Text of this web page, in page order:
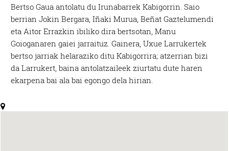
Bertso Gaua antolatu du Irunabarrek Kabigorrin. Saio
berrian Jokin Bergara, Iñaki Murua, Beñat Gaztelumendi
eta Aitor Errazkin ibiliko dira bertsotan, Manu
Goioganaren gaiei jarraituz. Gainera, Uxue Larrukertek
bertso jarriak helaraziko ditu Kabigorrira; atzerrian bizi
da Larrukert, baina antolatzaileek ziurtatu dute haren
ekarpena bai ala bai egongo dela hirian.